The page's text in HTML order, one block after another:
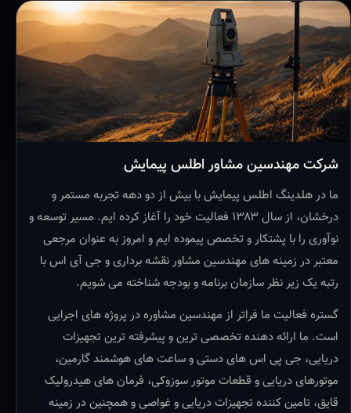
شرکت مهندسین مشاور اطلس پیمایش
ما در هلدینگ اطلس پیمایش با بیش از دو دهه تجربه مستمر و
درخشان، از سال ۱۳۸۳ فعالیت خود را آغاز کرده ایم. مسیر توسعه و
نوآوری را با پشتکار و تخصص پیموده ایم و امروز به عنوان مرجعی
معتبر در زمینه های مهندسین مشاور نقشه برداری و جی آی اس با
رتبه یک زیر نظر سازمان برنامه و بودجه شناخته می شویم.
گستره فعالیت ما فراتر از مهندسین مشاوره در پروژه های اجرایی
است. ما ارائه دهنده تخصصی ترین و پیشرفته ترین تجهیزات
دریایی، جی پی اس های دستی و ساعت های هوشمند گارمین،
موتورهای دریایی و قطعات موتور سوزوکی، فرمان های هیدرولیک
قایق، تامین کننده تجهیزات دریایی و غواصی و همچنین در زمینه